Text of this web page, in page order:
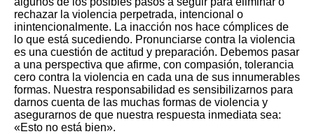
rechazar la violencia perpetrada, intencional o
inintencionalmente. La inacción nos hace cómplices de
lo que está sucediendo. Pronunciarse contra la violencia
es una cuestión de actitud y preparación. Debemos pasar
a una perspectiva que afirme, con compasión, tolerancia
cero contra la violencia en cada una de sus innumerables
formas. Nuestra responsabilidad es sensibilizarnos para
darnos cuenta de las muchas formas de violencia y
asegurarnos de que nuestra respuesta inmediata sea:
«Esto no está bien».